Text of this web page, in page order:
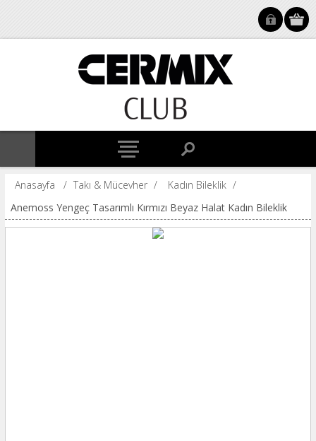
Anasayfa / Takı & Mücevher / Kadın Bileklik /
Anemoss Yengeç Tasarımlı Kırmızı Beyaz Halat Kadın Bileklik